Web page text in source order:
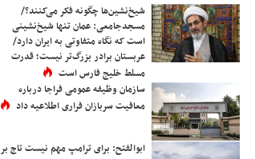
شیخ‌نشین‌ها چگونه فکر می‌کنند؟/
مسجدجامعی: عمان تنها شیخ‌نشینی
است که نگاه متفاوتی به ایران دارد/
عربستان برادر بزرگ‌تر نیست؛ قدرت
مسلط خلیج فارس است
سازمان وظیفه عمومی فراجا درباره
معافیت سربازان فراری اطلاعیه داد
ابوالفتح: برای ترامپ مهم نیست تاج بر